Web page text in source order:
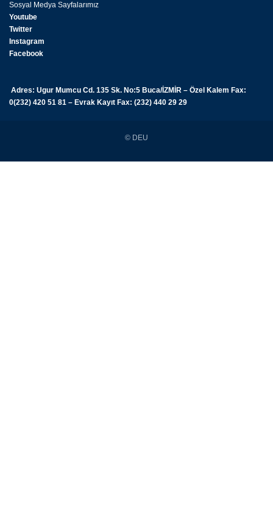
Sosyal Medya Sayfalarımız
Youtube
Twitter
Instagram
Facebook
Adres: Ugur Mumcu Cd. 135 Sk. No:5 Buca/İZMİR – Özel Kalem Fax:
0(232) 420 51 81 – Evrak Kayıt Fax: (232) 440 29 29
© DEU